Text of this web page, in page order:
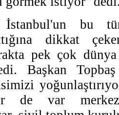
bu tür
dikkat
pek çok
Başkan
de var